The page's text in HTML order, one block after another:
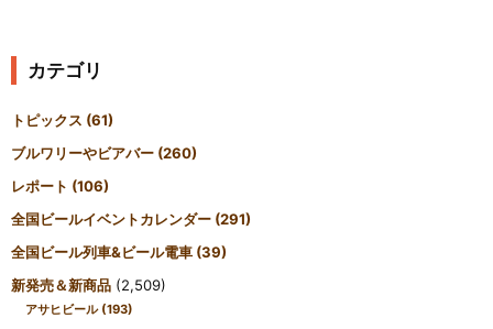
カテゴリ
トピックス (61)
ブルワリーやビアバー (260)
レポート (106)
全国ビールイベントカレンダー (291)
全国ビール列車&ビール電車 (39)
新発売＆新商品 (2,509)
アサヒビール (193)